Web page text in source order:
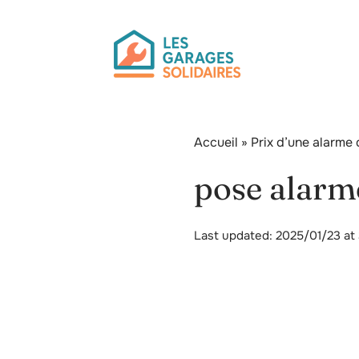
Accueil » Prix d’une
pose
Last updated: 2025/01/23 at